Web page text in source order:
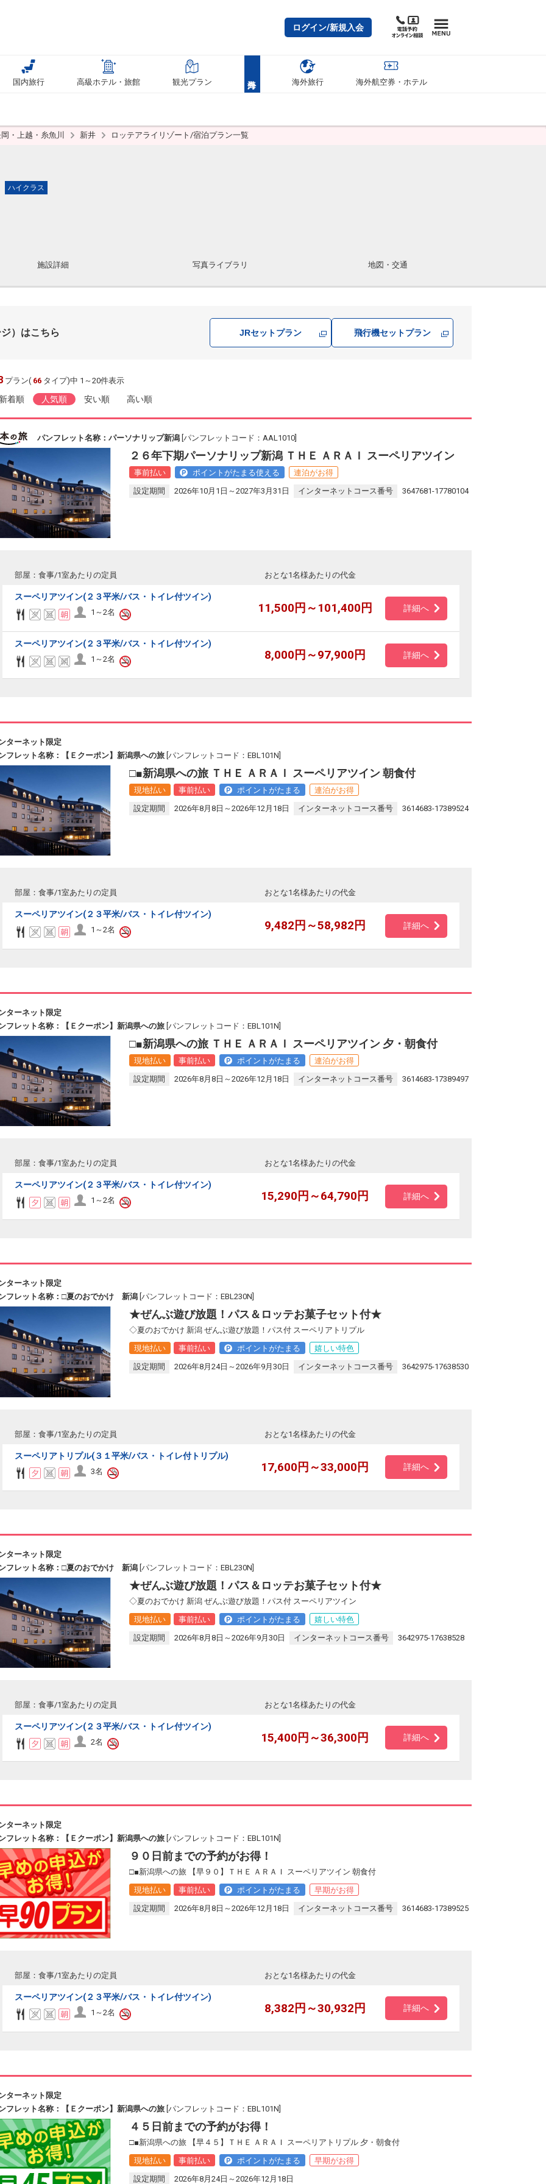
ログイン/新規入会
国内旅行 高級ホテル・旅館 観光プラン 海外旅行 海外航空券・ホテル
・上越・糸魚川 新井 ロッテアライリゾート/宿泊プラン一覧
ハイクラス
施設詳細 写真ライブラリ 地図・交通
）はこちら JRセットプラン 飛行機セットプラン
プラン( 66 タイプ)中 1～20件表示
着順 人気順 安い順 高い順
パンフレット名称：パーソナリップ新潟 [パンフレットコード：AAL1010]
２６年下期パーソナリップ新潟 ＴＨＥ ＡＲＡＩ スーペリアツイン
事前払い ポイントがたまる使える
連泊がお得
設定期間
2026年10月1日～2027年3月31日 インターネットコース番号 3647681-17780104
部屋：食事/1室あたりの定員 おとな1名様あたりの代金
スーペリアツイン(２３平米/バス・トイレ付ツイン)
1～2名 11,500円～101,400円 詳細へ
スーペリアツイン(２３平米/バス・トイレ付ツイン)
1～2名 8,000円～97,900円 詳細へ
ターネット限定
フレット名称：【Ｅクーポン】新潟県への旅 [パンフレットコード：EBL101N]
□■新潟県への旅 ＴＨＥ ＡＲＡＩ スーペリアツイン 朝食付
現地払い 事前払い ポイントがたまる
連泊がお得
設定期間
2026年8月8日～2026年12月18日 インターネットコース番号 3614683-17389524
部屋：食事/1室あたりの定員 おとな1名様あたりの代金
スーペリアツイン(２３平米/バス・トイレ付ツイン)
1～2名 9,482円～58,982円 詳細へ
ターネット限定
フレット名称：【Ｅクーポン】新潟県への旅 [パンフレットコード：EBL101N]
□■新潟県への旅 ＴＨＥ ＡＲＡＩ スーペリアツイン 夕・朝食付
現地払い 事前払い ポイントがたまる
連泊がお得
設定期間
2026年8月8日～2026年12月18日 インターネットコース番号 3614683-17389497
部屋：食事/1室あたりの定員 おとな1名様あたりの代金
スーペリアツイン(２３平米/バス・トイレ付ツイン)
1～2名 15,290円～64,790円 詳細へ
ターネット限定
フレット名称：□夏のおでかけ 新潟 [パンフレットコード：EBL230N]
★ぜんぶ遊び放題！パス＆ロッテお菓子セット付★
◇夏のおでかけ 新潟 ぜんぶ遊び放題！パス付 スーペリアトリプル
現地払い
事前払い ポイントがたまる
嬉しい特色
設定期間
2026年8月24日～2026年9月30日 インターネットコース番号 3642975-17638530
部屋：食事/1室あたりの定員 おとな1名様あたりの代金
スーペリアトリプル(３１平米/バス・トイレ付トリプル)
3名 17,600円～33,000円 詳細へ
ターネット限定
フレット名称：□夏のおでかけ 新潟 [パンフレットコード：EBL230N]
★ぜんぶ遊び放題！パス＆ロッテお菓子セット付★
◇夏のおでかけ 新潟 ぜんぶ遊び放題！パス付 スーペリアツイン
現地払い
事前払い ポイントがたまる
嬉しい特色
設定期間
2026年8月8日～2026年9月30日 インターネットコース番号 3642975-17638528
部屋：食事/1室あたりの定員 おとな1名様あたりの代金
スーペリアツイン(２３平米/バス・トイレ付ツイン)
2名 15,400円～36,300円 詳細へ
ターネット限定
フレット名称：【Ｅクーポン】新潟県への旅 [パンフレットコード：EBL101N]
９０日前までの予約がお得！
□■新潟県への旅 【早９０】ＴＨＥ ＡＲＡＩ スーペリアツイン 朝食付
現地払い
事前払い ポイントがたまる
早期がお得
設定期間
2026年8月8日～2026年12月18日 インターネットコース番号 3614683-17389525
部屋：食事/1室あたりの定員 おとな1名様あたりの代金
スーペリアツイン(２３平米/バス・トイレ付ツイン)
1～2名 8,382円～30,932円 詳細へ
ターネット限定
フレット名称：【Ｅクーポン】新潟県への旅 [パンフレットコード：EBL101N]
４５日前までの予約がお得！
□■新潟県への旅 【早４５】ＴＨＥ ＡＲＡＩ スーペリアトリプル 夕・朝食付
現地払い
事前払い ポイントがたまる
早期がお得
設定期間
2026年8月24日～2026年12月18日